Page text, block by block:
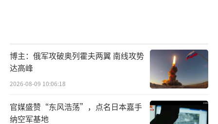
博主：俄军攻破奥列霍夫两翼 南线攻势
达高峰
2026-08-09 10:06:18
官媒盛赞“东风浩荡”，点名日本嘉手
纳空军基地